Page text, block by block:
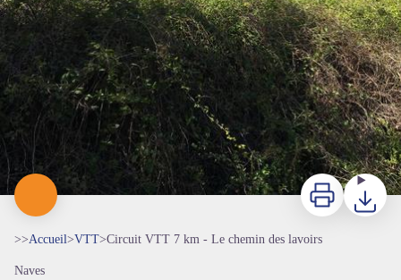
Imprimer
>>Accueil>VTT>Circuit VTT 7 km - Le chemin des lavoirs
Naves